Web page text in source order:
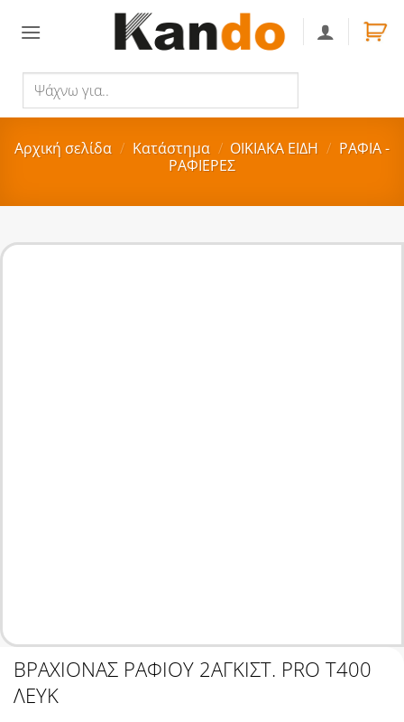
για..
Αρχική σελίδα / Κατάστημα / ΟΙΚΙΑΚA ΕΙΔΗ / ΡΑΦΙΑ -
ΡΑΦΙΕΡΕΣ
ΒΡΑΧΙΟΝΑΣ ΡΑΦΙΟΥ 2ΑΓΚΙΣΤ. PRO Τ400
ΛΕΥΚ